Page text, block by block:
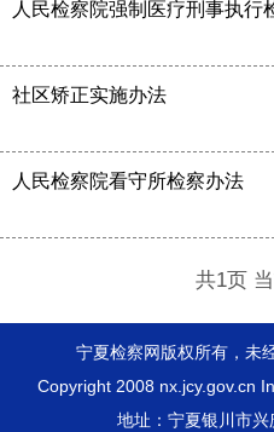
人民检察院强制医疗刑事执行
社区矫正实施办法
人民检察院看守所检察办法
共1页
宁夏检察网版权所有，未
Copyright 2008 nx.jcy.gov.cn
地址：宁夏银川市